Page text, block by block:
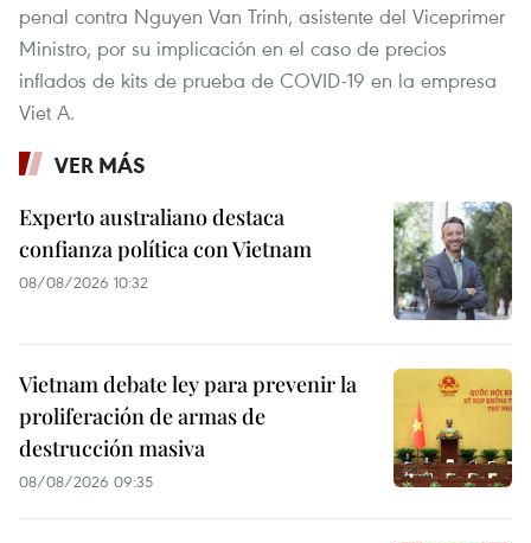
penal contra Nguyen Van Trinh, asistente del Viceprimer
Ministro, por su implicación en el caso de precios
inflados de kits de prueba de COVID-19 en la empresa
Viet A.
VER MÁS
Experto australiano destaca
confianza política con Vietnam
08/08/2026 10:32
Vietnam debate ley para prevenir la
proliferación de armas de
destrucción masiva
08/08/2026 09:35